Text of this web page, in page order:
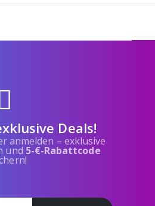
Deals!
anmelden – exklusive
und 5-€-Rabattcode